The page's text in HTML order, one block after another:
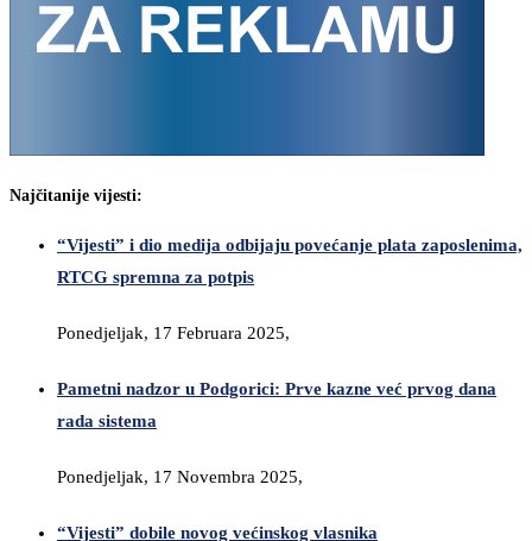
Najčitanije vijesti:
“Vijesti” i dio medija odbijaju povećanje plata zaposlenima,
RTCG spremna za potpis
Ponedjeljak, 17 Februara 2025,
Pametni nadzor u Podgorici: Prve kazne već prvog dana
rada sistema
Ponedjeljak, 17 Novembra 2025,
“Vijesti” dobile novog većinskog vlasnika